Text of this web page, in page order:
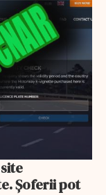
Șoferii pot